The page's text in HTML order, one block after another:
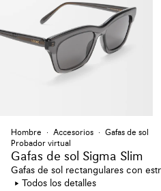
Hombre Accesorios
Gafas de sol
Probador virtual
Gafas de sol Sigma Slim
Gafas de sol rectangulares con
Todos los detalles